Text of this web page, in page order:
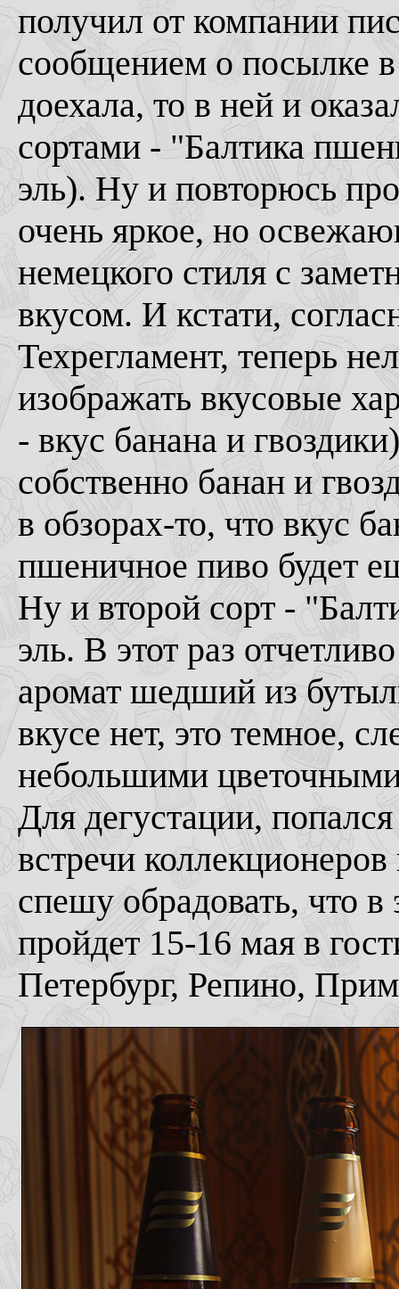
получил от компании
сообщением о посылке
доехала, то в ней и
сортами - "Балтика
эль). Ну и повторюсь
очень яркое, но
немецкого стиля с
вкусом. И кстати,
Техрегламент, теперь
изображать вкусовые
- вкус банана и
собственно банан и
в обзорах-то, что вкус
пшеничное пиво будет
Ну и второй сорт -
эль. В этот раз
аромат шедший из
вкусе нет, это темное,
небольшими
Для дегустации,
встречи
спешу обрадовать, что в
пройдет 15-16 мая в
Петербург, Репино,